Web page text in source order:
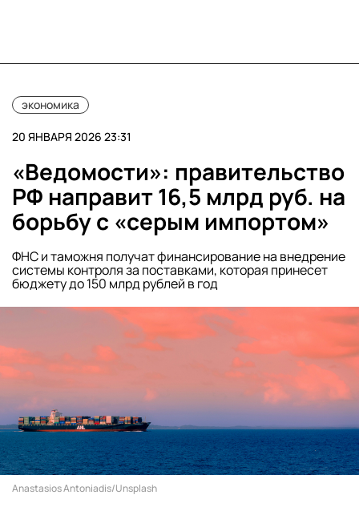
экономика
20 ЯНВАРЯ 2026 23:31
«Ведомости»: правительство
РФ направит 16,5 млрд руб. на
борьбу с «серым импортом»
ФНС и таможня получат финансирование на внедрение
системы контроля за поставками, которая принесет
бюджету до 150 млрд рублей в год
Anastasios Antoniadis/Unsplash